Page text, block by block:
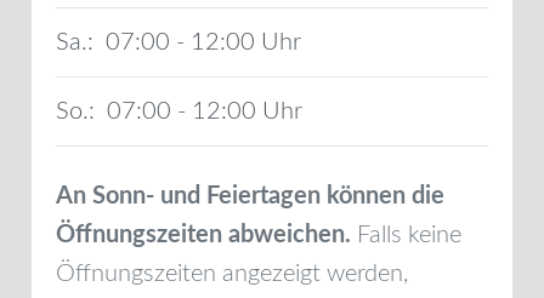
Sa.: 07:00 - 12:00
So.: 07:00 - 12:00
An Sonn- und Feiertagen können die
Öffnungszeiten abweichen. Falls keine
Öffnungszeiten angezeigt werden,